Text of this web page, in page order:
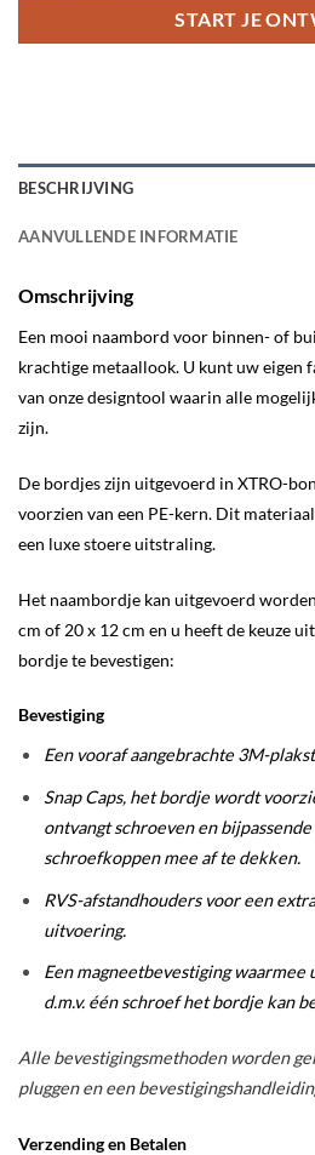
START JE
BESCHRIJVING
AANVULLENDE INFORMATIE
Omschrijving
Een mooi naambord voor binnen- of
krachtige metaallook. U kunt uw eigen
van onze designtool waarin alle
zijn.
De bordjes zijn uitgevoerd in XTRO-
voorzien van een PE-kern. Dit
een luxe stoere uitstraling.
Het naambordje kan uitgevoerd
cm of 20 x 12 cm en u heeft de keuze
bordje te bevestigen:
Bevestiging
Een vooraf aangebrachte 3M-
Snap Caps, het bordje wordt
ontvangt schroeven en
schroefkoppen mee af te dekken.
RVS-afstandhouders voor een
uitvoering.
Een magneetbevestiging waarmee
d.m.v. één schroef het bordje kan
Alle bevestigingsmethoden worden
pluggen en een
Verzending en Betalen